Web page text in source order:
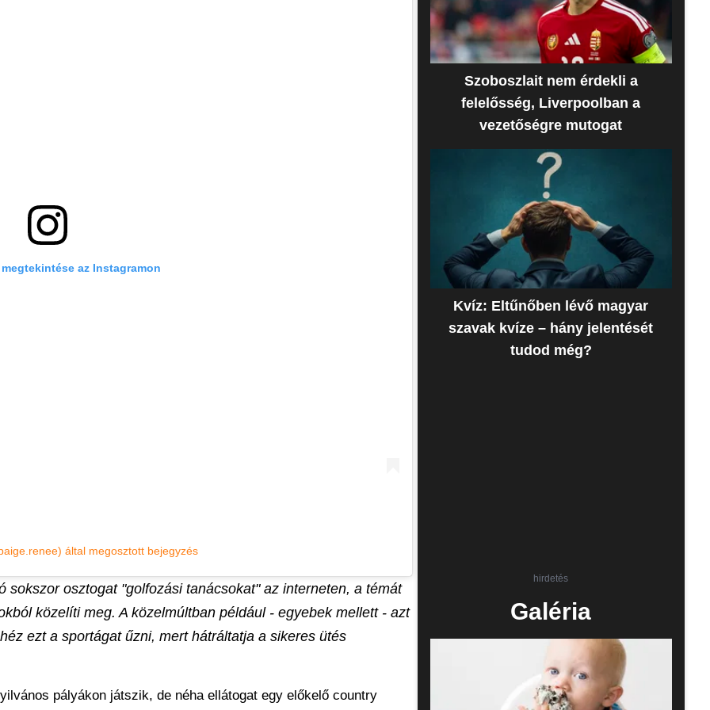
az Instagramon
által megosztott bejegyzés
sokszor osztogat "golfozási tanácsokat" az interneten, a témát
közelíti meg. A közelmúltban például - egyebek mellett - azt
ezt a sportágat űzni, mert hátráltatja a sikeres ütés
pályákon játszik, de néha ellátogat egy előkelő country
Szoboszlait nem érdekli a
felelősség, Liverpoolban a
vezetőségre mutogat
Kvíz: Eltűnőben lévő magyar
szavak kvíze – hány jelentését
tudod még?
hirdetés
Galéria